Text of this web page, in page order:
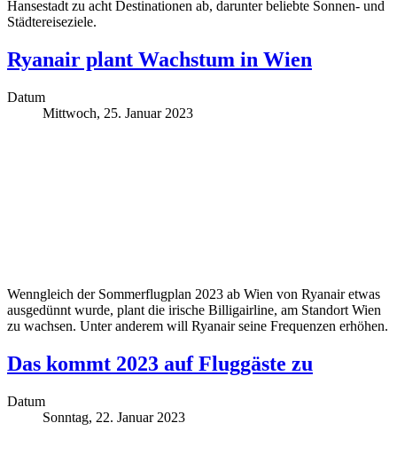
Hansestadt zu acht Destinationen ab, darunter beliebte Sonnen- und
Städtereiseziele.
Ryanair plant Wachstum in Wien
Datum
Mittwoch, 25. Januar 2023
Wenngleich der Sommerflugplan 2023 ab Wien von Ryanair etwas
ausgedünnt wurde, plant die irische Billigairline, am Standort Wien
zu wachsen. Unter anderem will Ryanair seine Frequenzen erhöhen.
Das kommt 2023 auf Fluggäste zu
Datum
Sonntag, 22. Januar 2023